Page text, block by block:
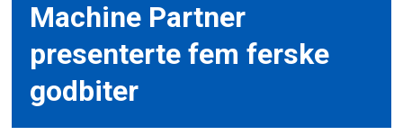
Machine Partner
presenterte fem ferske
godbiter